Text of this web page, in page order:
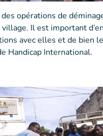
opérations de
Il est important
avec elles et de bien
Handicap International.